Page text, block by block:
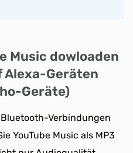
Music dowloaden
Alexa-Geräten
Geräte)
Verbindungen
YouTube Music als MP3